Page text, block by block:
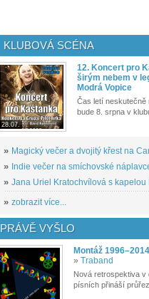
KLUBOVÁ SCÉNA
28.07.
12. Koncert pro
širým nebem v
Modrá Vopice
Čas letí neskutečně
bude 8. srpna v
» Magický večer a dvojitý křest na
» Indie večer na smíchovské
» Jana Uriel Kratochvílová s kapelou
» zobrazit více...
PRÁVĚ VYŠLO
Montáž 1996–2014
» Traband
Nová retrospektiva v
písních přináší průřez